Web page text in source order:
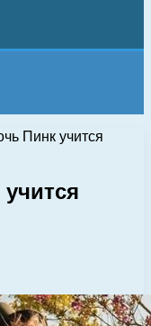
Пинк учится